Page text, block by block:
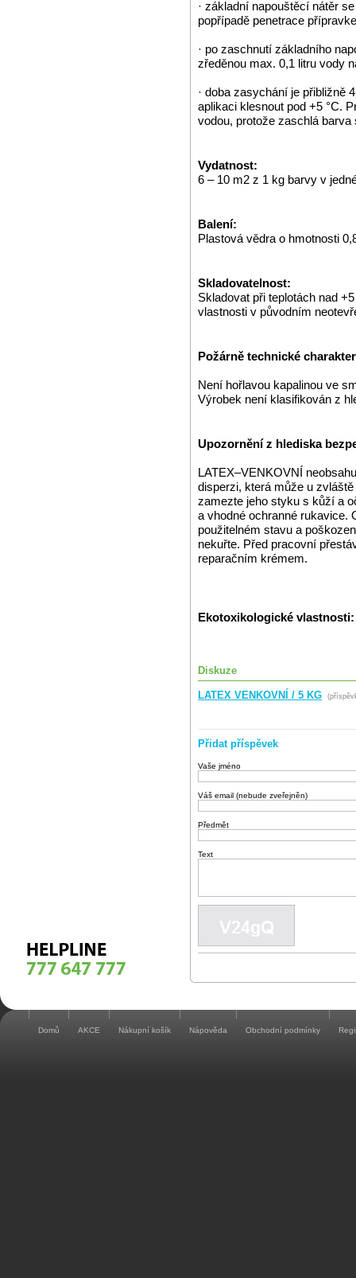
· základní napouštěcí nátěr
popřípadě penetrace
· po zaschnutí základního
zředěnou max. 0,1 litru vody
· doba zasychání je přibližně
aplikaci klesnout pod +5 °C.
vodou, protože zaschlá
Vydatnost:
6 – 10 m2 z 1 kg barvy v
Balení:
Plastová vědra o hmotnosti
Skladovatelnost:
Skladovat při teplotách nad
vlastnosti v původním
Požárně technické
Není hořlavou kapalinou ve
Výrobek není klasifikován z
Upozornění z hlediska
LATEX–VENKOVNÍ
disperzi, která může u
zamezte jeho styku s kůží a
a vhodné ochranné rukavice.
použitelném stavu a
nekuřte. Před pracovní
reparačním krémem.
Ekotoxikologické vlastnosti:
Diskuze
LATEX VENKOVNÍ / 5 KG
Přidat příspěvek
Vaše jméno
Váš email (nebude zveřejněn)
Předmět
Text
Domů AKCE Nákupní košík Nápověda Obchodní podmínky